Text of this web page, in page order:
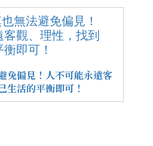
免偏見！人不可能永遠客
生活的平衡即可！